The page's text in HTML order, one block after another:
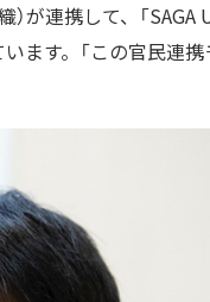
が連携して、「
ます。「この官民連